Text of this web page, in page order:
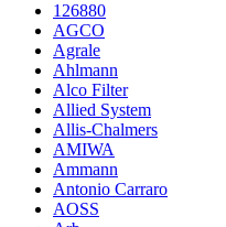
126880
AGCO
Agrale
Ahlmann
Alco Filter
Allied System
Allis-Chalmers
AMIWA
Ammann
Antonio Carraro
AOSS